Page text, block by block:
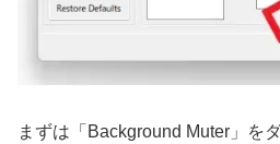
まずは「Background Muter」を